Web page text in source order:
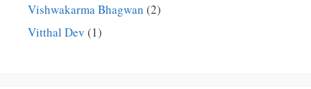
Vishwakarma Bhagwan (2)
Vitthal Dev (1)